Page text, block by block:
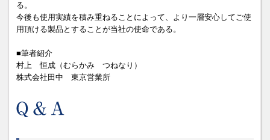
る。
今後も使用実績を積み重ねることによって、より一層安心してご使
用頂ける製品とすることが当社の使命である。
■筆者紹介
村上 恒成（むらかみ つねなり）
株式会社田中 東京営業所